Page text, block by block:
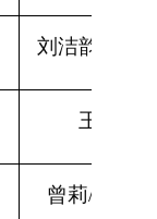
刘洁韵
王旭
曾莉/国际